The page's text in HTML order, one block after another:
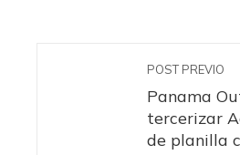
POST PREVIO
Panama
tercerizar
de planilla